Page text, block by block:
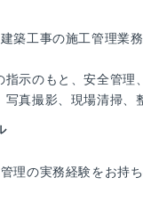
業務を行う総合コン
技術の導入が完了して
得に向けては、講習
が情熱的に技術伝承
築工事の施工管理業
示のもと、安全管理
写真撮影、現場清掃、
きます。
ン施工、設計施工オ
理の実務経験をお持